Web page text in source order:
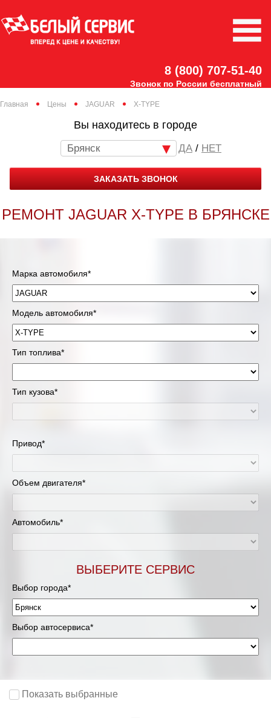
8 (800) 707-51-40
Звонок по России бесплатный
Главная Цены JAGUAR X-TYPE
Вы находитесь в городе
Брянск / НЕТ
ЗАКАЗАТЬ ЗВОНОК
РЕМОНТ JAGUAR X-TYPE В БРЯНСКЕ
Марка автомобиля*
Модель автомобиля*
Тип топлива*
Тип кузова*
Привод*
Объем двигателя*
Автомобиль*
ВЫБЕРИТЕ СЕРВИС
Выбор города*
Выбор автосервиса*
Показать выбранные